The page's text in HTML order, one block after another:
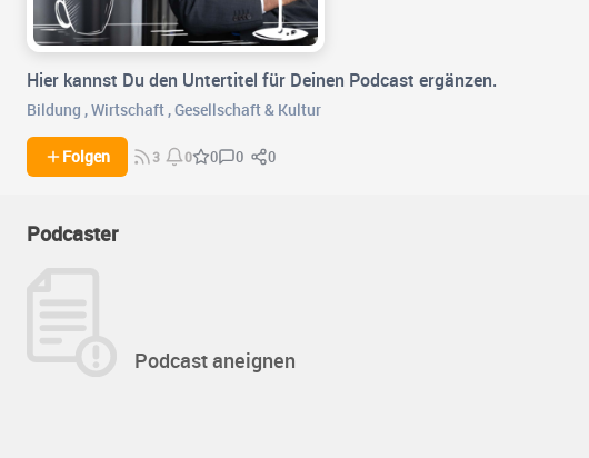
Hier kannst Du den Untertitel für Deinen Podcast ergänzen.
Bildung ,Wirtschaft ,Gesellschaft & Kultur
Folgen 3 0 0 0 0
Podcaster
Podcast aneignen